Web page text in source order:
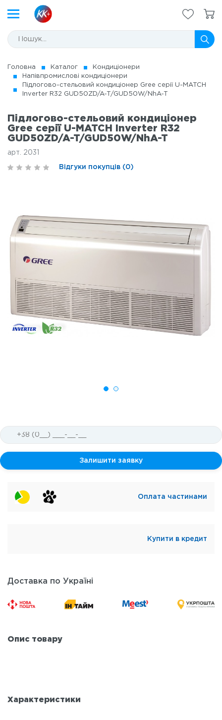
Головна Каталог
Кондиціонери
Напівпромислові кондиціонери
Підлогово-стельовий кондиціонер Gree серії U-MATCH
Inverter R32 GUD50ZD/A-T/GUD50W/NhA-T
Підлогово-стельовий кондиціонер
Gree серії U-MATCH Inverter R32
GUD50ZD/A-T/GUD50W/NhA-T
арт. 2031
Відгуки покупців (0)
Залишити заявку
Оплата частинами
Купити в кредит
Доставка по Україні
Опис товару
Характеристики